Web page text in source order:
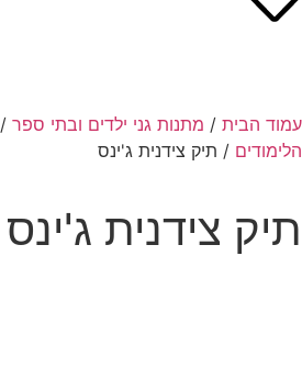
עמוד הבית / מתנות גני ילדים ובתי ספר /
הלימודים / תיק צידנית ג'ינס
תיק צידנית ג'ינס